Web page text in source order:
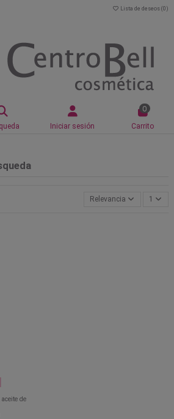
Lista de deseos (0 )
Iniciar sesión
0
Carrito
Relevancia 1
de